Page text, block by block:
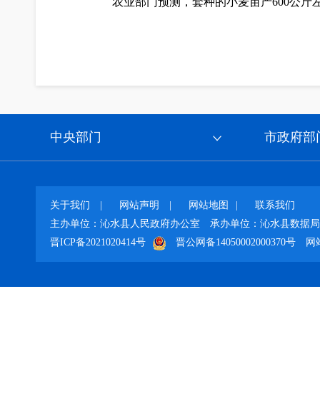
中央部门 市政府部
关于我们 网站声明 网站地图
联系我们
主办单位：沁水县人民政府办公室
承办单位：沁水县数据局
晋ICP备2021020414号
晋公网备14050002000370号 网